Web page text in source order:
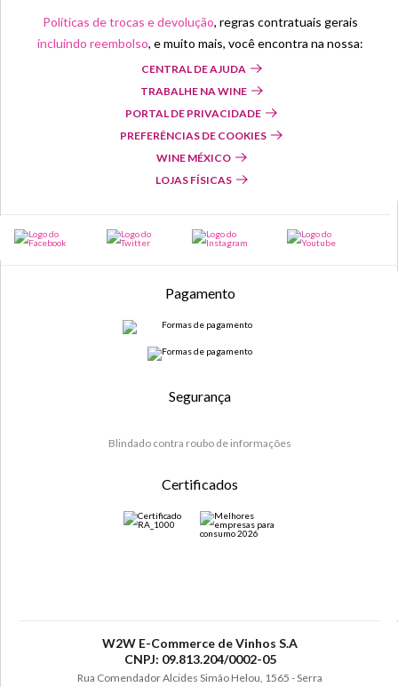
Políticas de trocas e devolução, regras contratuais gerais
incluindo reembolso, e muito mais, você encontra na nossa:
CENTRAL DE AJUDA
TRABALHE NA WINE
PORTAL DE PRIVACIDADE
PREFERÊNCIAS DE COOKIES
WINE MÉXICO
LOJAS FÍSICAS
Pagamento
Segurança
Blindado contra roubo de informações
Certificados
W2W E-Commerce de Vinhos S.A
CNPJ: 09.813.204/0002-05
Rua Comendador Alcides Simão Helou, 1565 - Serra